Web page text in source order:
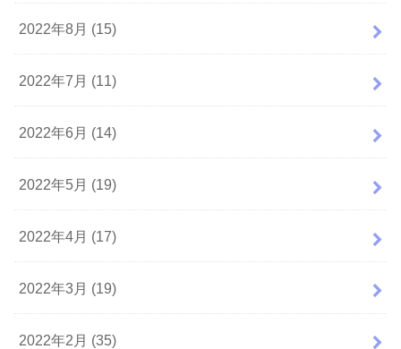
2022年8月 (15)
2022年7月 (11)
2022年6月 (14)
2022年5月 (19)
2022年4月 (17)
2022年3月 (19)
2022年2月 (35)